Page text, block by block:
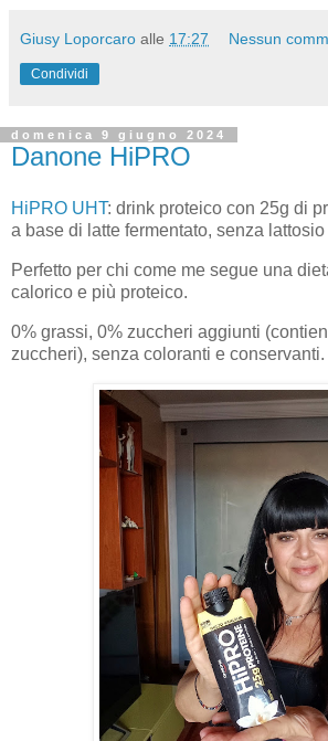
Giusy Loporcaro alle 17:27 Nessun
Condividi
domenica 9 giugno 2024
Danone HiPRO
HiPRO UHT: drink proteico con 25g di
a base di latte fermentato, senza
Perfetto per chi come me segue una
calorico e più proteico.
0% grassi, 0% zuccheri aggiunti
zuccheri), senza coloranti e